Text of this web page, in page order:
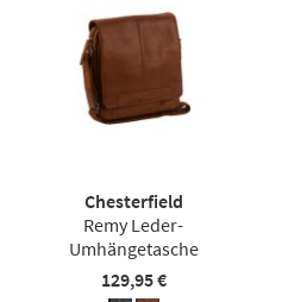
Chesterfield
Remy Leder-
Umhängetasche
129,95 €